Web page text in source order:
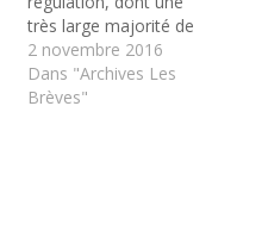
très large majorité de
cadres, selon une
étude publiée en début
de semaine par le
2 novembre 2016
Dans "Archives Les
Brèves"